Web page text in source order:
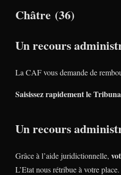
Châtre (36)
Un recours
La CAF vous demande de
Saisissez rapidement le
Un recours
Grâce à l’aide juridictionnelle,
L’Etat nous rétribue à votre place.